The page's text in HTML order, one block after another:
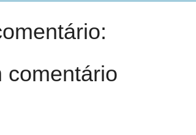
comentário